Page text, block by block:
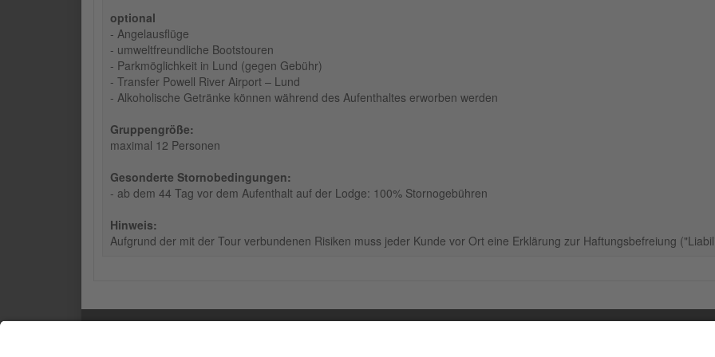
optional
- Angelausflüge
- umweltfreundliche Bootstouren
- Parkmöglichkeit in Lund (gegen Gebühr)
- Transfer Powell River Airport – Lund
- Alkoholische Getränke können während des Aufenthaltes erworben werden
Gruppengröße:
maximal 12 Personen
Gesonderte Stornobedingungen:
- ab dem 44 Tag vor dem Aufenthalt auf der Lodge: 100% Stornogebühren
Hinweis:
Aufgrund der mit der Tour verbundenen Risiken muss jeder Kunde vor Ort eine Erklärung zur Haftungsbefreiung